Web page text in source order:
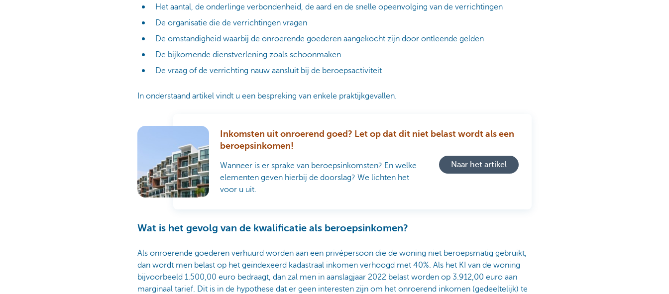
Het aantal, de onderlinge verbondenheid, de aard en de snelle opeenvolging van de verrichtingen
De organisatie die de verrichtingen vragen
De omstandigheid waarbij de onroerende goederen aangekocht zijn door ontleende gelden
De bijkomende dienstverlening zoals schoonmaken
De vraag of de verrichting nauw aansluit bij de beroepsactiviteit
In onderstaand artikel vindt u een bespreking van enkele praktijkgevallen.
Inkomsten uit onroerend goed? Let op dat dit niet belast wordt als een
beroepsinkomen!
Wanneer is er sprake van beroepsinkomsten? En welke
elementen geven hierbij de doorslag? We lichten het
voor u uit.
Naar het artikel
Wat is het gevolg van de kwalificatie als beroepsinkomen?
Als onroerende goederen verhuurd worden aan een privépersoon die de woning niet beroepsmatig gebruikt,
dan wordt men belast op het geïndexeerd kadastraal inkomen verhoogd met 40%. Als het KI van de woning
bijvoorbeeld 1.500,00 euro bedraagt, dan zal men in aanslagjaar 2022 belast worden op 3.912,00 euro aan
marginaal tarief. Dit is in de hypothese dat er geen interesten zijn om het onroerend inkomen (gedeeltelijk) te